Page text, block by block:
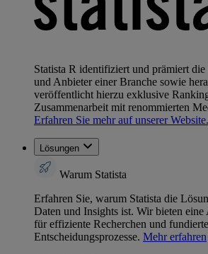
Statista R identifiziert und prämiert die
und Anbieter einer Branche sowie
veröffentlicht hierzu exklusive
Zusammenarbeit mit renommierten
Erfahren Sie mehr auf unserer Website.
Lösungen
Warum Statista
Erfahren Sie, warum Statista die
Daten und Insights ist. Wir bieten
für effiziente Recherchen und fundierte
Entscheidungsprozesse. Mehr erfahren